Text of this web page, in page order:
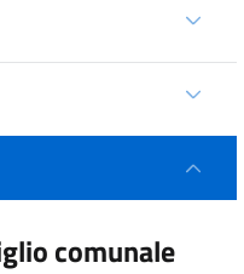
comunale